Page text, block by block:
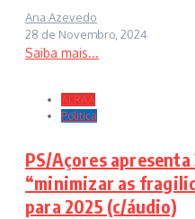
Ana Azevedo
28 de Novembro, 2024
Saiba mais...
ALRAA
Politica
PS/Açores
“minimizar as
para 2025 (c/áudio)